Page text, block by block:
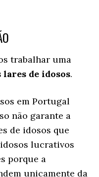
trabalhar uma
de idosos.
em Portugal
não garante a
de idosos que
lucrativos
porque a
unicamente da